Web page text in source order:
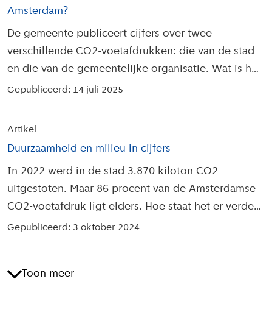
Amsterdam?
De gemeente publiceert cijfers over twee
verschillende CO2-voetafdrukken: die van de stad
en die van de gemeentelijke organisatie. Wat is het
verschil? En hoe staat het er eigenlijk voor in
Gepubliceerd: 14 juli 2025
Duurzaamheid en milieu in cijfers
Artikel
In 2022 werd in de stad 3.870 kiloton CO2
uitgestoten. Maar 86 procent van de Amsterdamse
CO2-voetafdruk ligt elders. Hoe staat het er verder
voor op het gebied van duurzaamheid en milieu?
Gepubliceerd: 3 oktober 2024
Toon meer